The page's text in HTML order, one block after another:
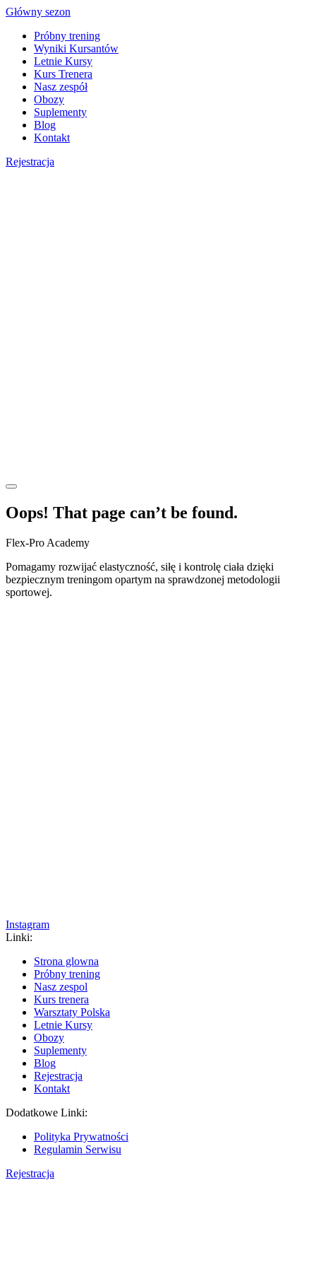
Skip
content
Główny sezon
Próbny trening
Wyniki Kursantów
Letnie Kursy
Kurs Trenera
Nasz zespół
Obozy
Suplementy
Blog
Kontakt
Rejestracja
Oops! That page can’t be found.
Flex-Pro Academy
Pomagamy rozwijać elastyczność, siłę i kontrolę ciała dzięki
bezpiecznym treningom opartym na sprawdzonej metodologii
sportowej.
Instagram
Linki:
Strona glowna
Próbny trening
Nasz zespol
Kurs trenera
Warsztaty Polska
Letnie Kursy
Obozy
Suplementy
Blog
Rejestracja
Kontakt
Dodatkowe Linki:
Polityka Prywatności
Regulamin Serwisu
Rejestracja